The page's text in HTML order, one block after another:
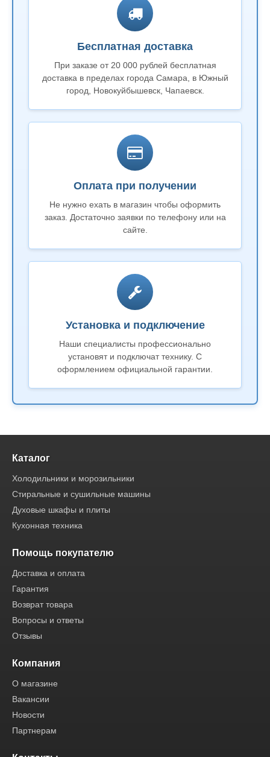
Бесплатная доставка
При заказе от 20 000 рублей бесплатная
доставка в пределах города Самара, в Южный
город, Новокуйбышевск, Чапаевск.
Оплата при получении
Не нужно ехать в магазин чтобы оформить
заказ. Достаточно заявки по телефону или на
сайте.
Установка и подключение
Наши специалисты профессионально
установят и подключат технику. С
оформлением официальной гарантии.
Каталог
Холодильники и морозильники
Стиральные и сушильные машины
Духовые шкафы и плиты
Кухонная техника
Помощь покупателю
Доставка и оплата
Гарантия
Возврат товара
Вопросы и ответы
Отзывы
Компания
О магазине
Вакансии
Новости
Партнерам